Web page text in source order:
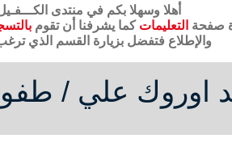
أهلا وسهلا بكم في منتدى
صفحة التعليمات كما يشرفنا أن تقوم
والإطلاع فتفضل بزيارة القسم الذي ترغب
اوروك علي /